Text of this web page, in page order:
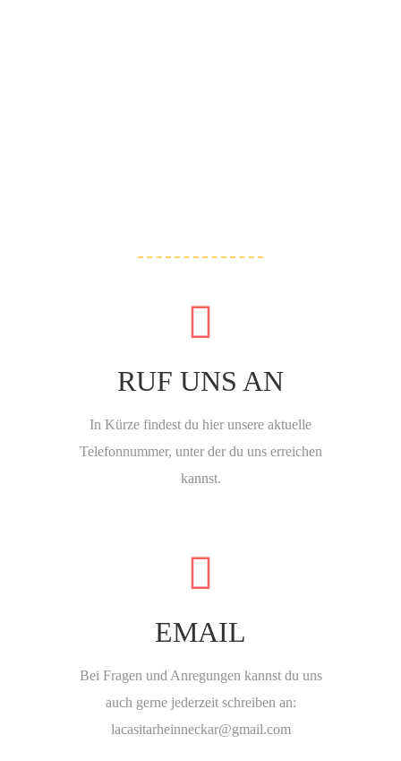
RUF UNS AN
In Kürze findest du hier unsere aktuelle
Telefonnummer, unter der du uns erreichen
kannst.
EMAIL
Bei Fragen und Anregungen kannst du uns
auch gerne jederzeit schreiben an:
lacasitarheinneckar@gmail.com